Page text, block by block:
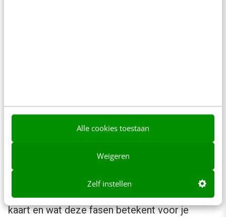
Alle cookies toestaan
Weigeren
Zelf instellen
Zwitserleven gebruikt
impactveranderingen inzichtelijk te maken.
Zo brengt Zwitserleven op haar website heel
duidelijk de verschillende fasen in je leven in
kaart en wat deze fasen betekent voor je